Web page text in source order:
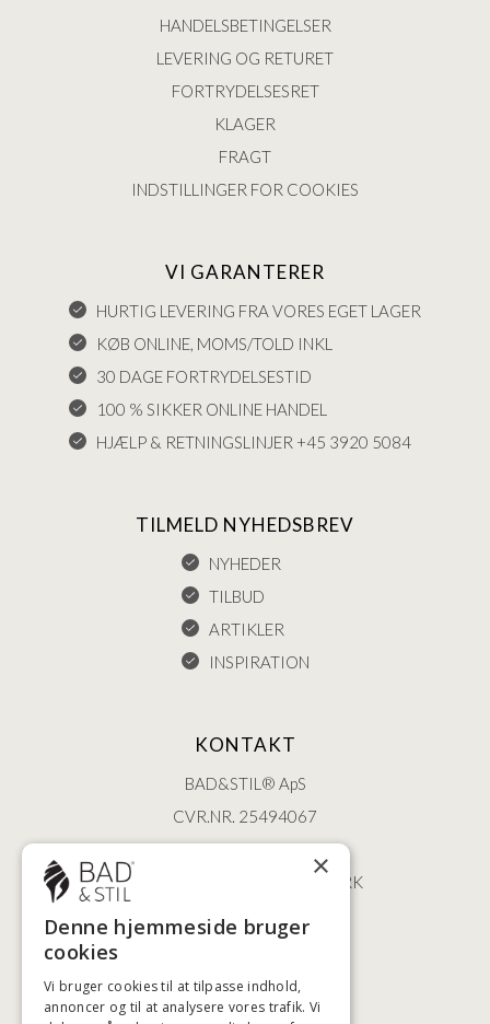
HANDELSBETINGELSER
LEVERING OG RETURET
FORTRYDELSESRET
KLAGER
FRAGT
INDSTILLINGER FOR COOKIES
VI GARANTERER
HURTIG LEVERING FRA VORES EGET LAGER
KØB ONLINE, MOMS/TOLD INKL
30 DAGE FORTRYDELSESTID
100 % SIKKER ONLINE HANDEL
HJÆLP & RETNINGSLINJER +45 3920 5084
TILMELD NYHEDSBREV
NYHEDER
TILBUD
ARTIKLER
INSPIRATION
KONTAKT
BAD&STIL® ApS
CVR.NR. 25494067
ØSTERBROGADE 202
2100 KØBENHAVN • DANMARK
+45 3920 5084
×
Denne hjemmeside bruger
cookies
Vi bruger cookies til at tilpasse indhold,
annoncer og til at analysere vores trafik. Vi